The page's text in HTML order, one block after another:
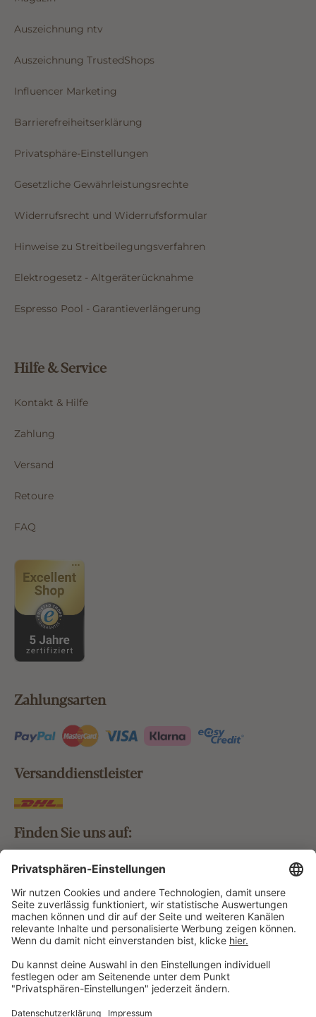
Auszeichnung ntv
Auszeichnung TrustedShops
Influencer Marketing
Barrierefreiheitserklärung
Privatsphäre-Einstellungen
Gesetzliche Gewährleistungsrechte
Widerrufsrecht und Widerrufsformular
Hinweise zu Streitbeilegungsverfahren
Elektrogesetz - Altgeräterücknahme
Espresso Pool - Garantieverlängerung
Hilfe & Service
Kontakt & Hilfe
Zahlung
Versand
Retoure
FAQ
Zahlungsarten
Versanddienstleister
Finden Sie uns auf:
Bestellung widerrufen
Vertrag widerrufen